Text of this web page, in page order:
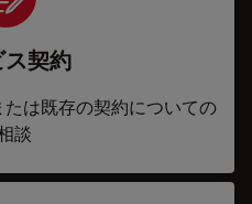
ス契約
は既存の契約についての
談